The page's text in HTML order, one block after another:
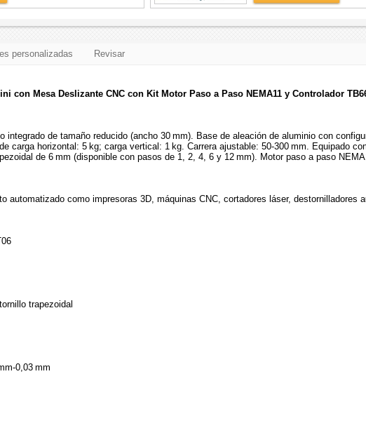
personalizadas Revisar
con Mesa Deslizante CNC con Kit Motor Paso a Paso NEMA11 y Controlador
integrado de tamaño reducido (ancho 30 mm). Base de aleación de aluminio con
carga horizontal: 5 kg; carga vertical: 1 kg. Carrera ajustable: 50‑300 mm. Equipado
de 6 mm (disponible con pasos de 1, 2, 4, 6 y 12 mm). Motor paso a paso
automatizado como impresoras 3D, máquinas CNC, cortadores láser, destornilladores
trapezoidal
mm